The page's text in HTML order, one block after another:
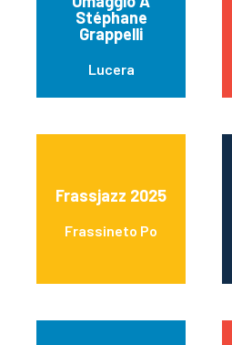
Stéphane
Grappelli
Lucera
Frassjazz 2025
Frassineto Po